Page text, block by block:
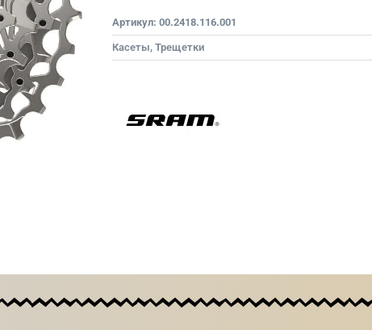
Артикул: 00.2418.116.001
Касеты, Трещетки